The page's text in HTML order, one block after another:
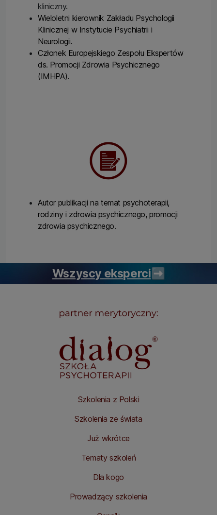
kliniczny.
Wieloletni kierownik Zakładu Psychologii
Klinicznej w Instytucie Psychiatrii i
Neurologii.
Członek Europejskiego Zespołu Ekspertów
ds. Promocji Zdrowia Psychicznego
(IMHPA).
Autor publikacji na temat psychoterapii,
rodziny i zdrowia psychicznego, promocji
zdrowia psychicznego.
Wszyscy eksperci ➡️
Szkolenia z Polski
Szkolenia ze świata
Już wkrótce
Tematy szkoleń
Dla kogo
Prowadzący szkolenia